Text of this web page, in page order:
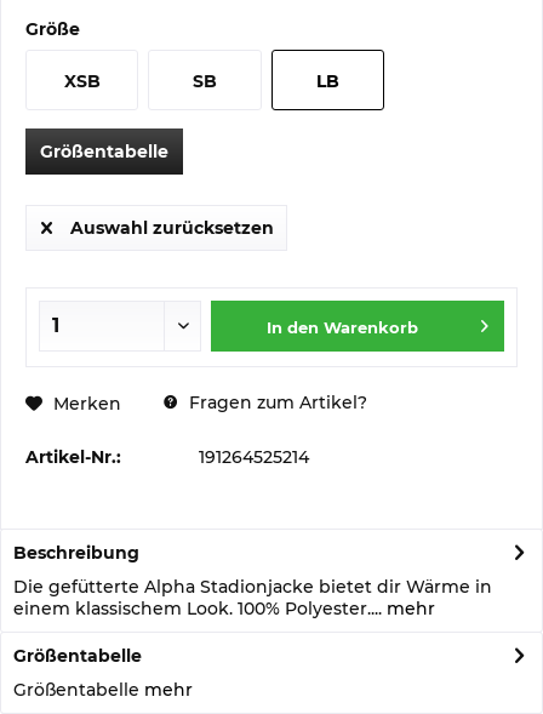
Größe
XSB SB LB
Größentabelle
Auswahl zurücksetzen
In den Warenkorb
Merken Fragen zum Artikel?
Artikel-Nr.: 191264525214
Beschreibung
Die gefütterte Alpha Stadionjacke bietet dir Wärme in
einem klassischem Look. 100% Polyester.... mehr
Größentabelle
Größentabelle mehr